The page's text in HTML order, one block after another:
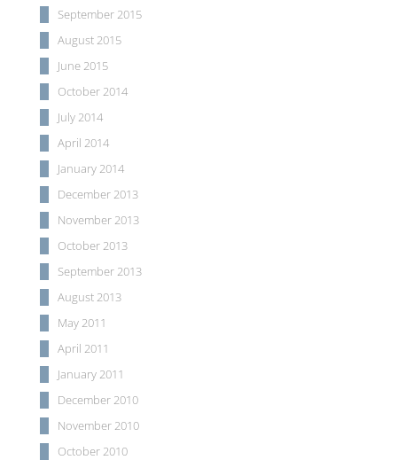
September 2015
August 2015
June 2015
October 2014
July 2014
April 2014
January 2014
December 2013
November 2013
October 2013
September 2013
August 2013
May 2011
April 2011
January 2011
December 2010
November 2010
October 2010